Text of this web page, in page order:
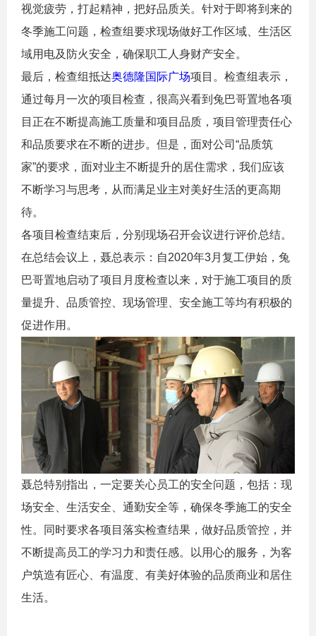
视觉疲劳，打起精神，把好品质关。针对于即将到来的
冬季施工问题，检查组要求现场做好工作区域、生活区
域用电及防火安全，确保职工人身财产安全。
最后，检查组抵达奥德隆国际广场项目。检查组表示，
通过每月一次的项目检查，很高兴看到兔巴哥置地各项
目正在不断提高施工质量和项目品质，项目管理责任心
和品质要求在不断的进步。但是，面对公司“品质筑
家”的要求，面对业主不断提升的居住需求，我们应该
不断学习与思考，从而满足业主对美好生活的更高期
待。
各项目检查结束后，分别现场召开会议进行评价总结。
在总结会议上，聂总表示：自2020年3月复工伊始，兔
巴哥置地启动了项目月度检查以来，对于施工项目的质
量提升、品质管控、现场管理、安全施工等均有积极的
促进作用。
聂总特别指出，一定要关心员工的安全问题，包括：现
场安全、生活安全、通勤安全等，确保冬季施工的安全
性。同时要求各项目落实检查结果，做好品质管控，并
不断提高员工的学习力和责任感。以用心的服务，为客
户筑造有匠心、有温度、有美好体验的品质商业和居住
生活。